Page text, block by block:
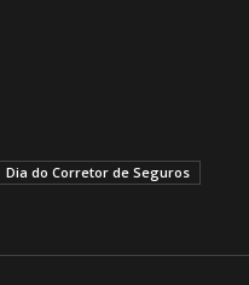
Dia do Corretor de Seguros